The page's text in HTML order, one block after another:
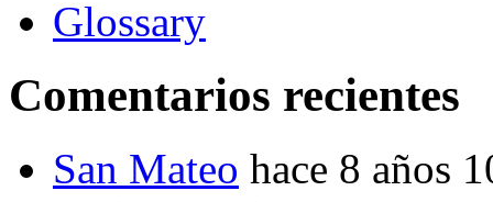
Glossary
Comentarios recientes
San Mateo hace 8 años